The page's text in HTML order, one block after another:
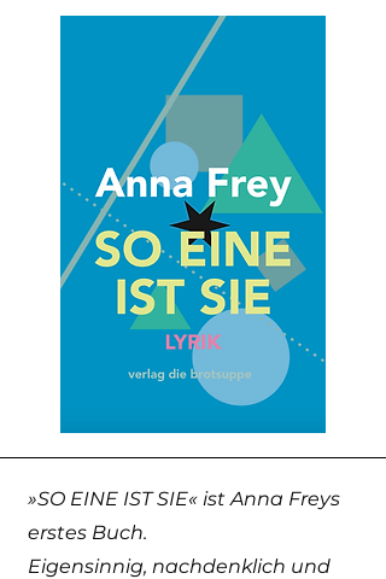
»SO EINE IST SIE« ist Anna Freys
erstes Buch.
Eigensinnig, nachdenklich und